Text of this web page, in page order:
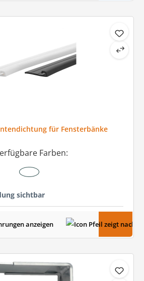
für Fensterbänke
Farben:
sichtbar
anzeigen